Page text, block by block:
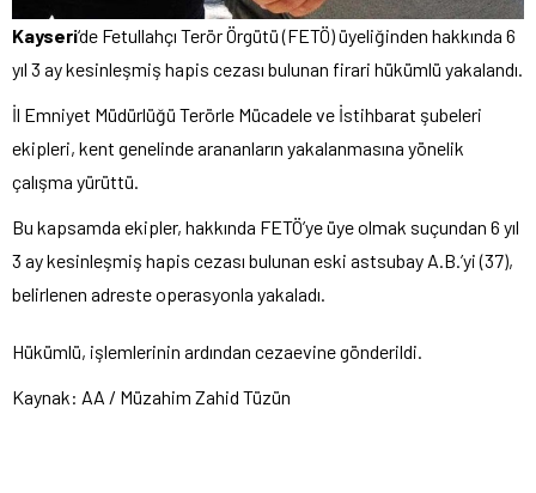
Kayseri‘de Fetullahçı Terör Örgütü (FETÖ) üyeliğinden hakkında 6
yıl 3 ay kesinleşmiş hapis cezası bulunan firari hükümlü yakalandı.
İl Emniyet Müdürlüğü Terörle Mücadele ve İstihbarat şubeleri
ekipleri, kent genelinde arananların yakalanmasına yönelik
çalışma yürüttü.
Bu kapsamda ekipler, hakkında FETÖ’ye üye olmak suçundan 6 yıl
3 ay kesinleşmiş hapis cezası bulunan eski astsubay A.B.’yi (37),
belirlenen adreste operasyonla yakaladı.
Hükümlü, işlemlerinin ardından cezaevine gönderildi.
Kaynak: AA / Müzahim Zahid Tüzün